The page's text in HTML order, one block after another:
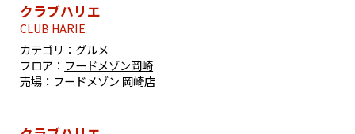
クラブハリエ
CLUB HARIE
カテゴリ： グルメ
フロア： フードメゾン岡崎
売場： フードメゾン 岡崎店